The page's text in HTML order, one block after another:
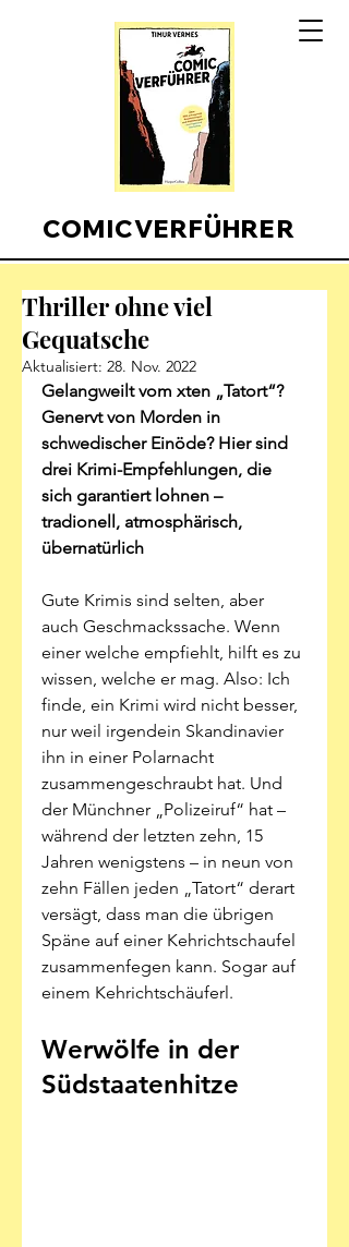
COMICVERFÜHRER
Thriller ohne viel
Gequatsche
Aktualisiert: 28. Nov. 2022
Gelangweilt vom xten „Tatort“?
Genervt von Morden in
schwedischer Einöde? Hier sind
drei Krimi-Empfehlungen, die
sich garantiert lohnen –
tradionell, atmosphärisch,
übernatürlich
Gute Krimis sind selten, aber
auch Geschmackssache. Wenn
einer welche empfiehlt, hilft es zu
wissen, welche er mag. Also: Ich
finde, ein Krimi wird nicht besser,
nur weil irgendein Skandinavier
ihn in einer Polarnacht
zusammengeschraubt hat. Und
der Münchner „Polizeiruf“ hat –
während der letzten zehn, 15
Jahren wenigstens – in neun von
zehn Fällen jeden „Tatort“ derart
versägt, dass man die übrigen
Späne auf einer Kehrichtschaufel
zusammenfegen kann. Sogar auf
einem Kehrichtschäuferl.
Werwölfe in der
Südstaatenhitze